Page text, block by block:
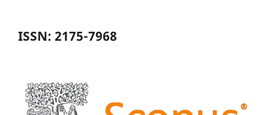
ISSN: 2175-7968